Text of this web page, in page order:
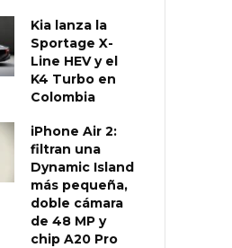
Kia lanza la
Sportage X-
Line HEV y el
K4 Turbo en
Colombia
iPhone Air 2:
filtran una
Dynamic Island
más pequeña,
doble cámara
de 48 MP y
chip A20 Pro